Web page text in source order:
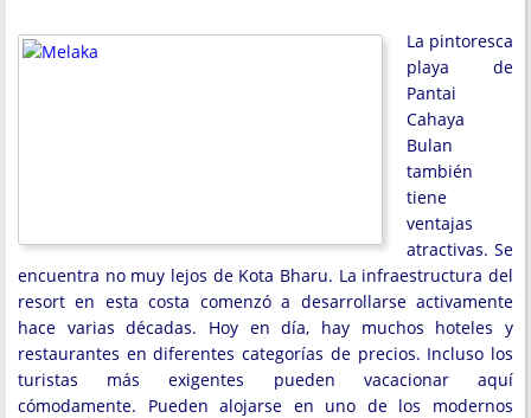
La pintoresca
playa de
Pantai
Cahaya
Bulan
también
tiene
ventajas
atractivas. Se
encuentra no muy lejos de Kota Bharu. La infraestructura del
resort en esta costa comenzó a desarrollarse activamente
hace varias décadas. Hoy en día, hay muchos hoteles y
restaurantes en diferentes categorías de precios. Incluso los
turistas más exigentes pueden vacacionar aquí
cómodamente. Pueden alojarse en uno de los modernos